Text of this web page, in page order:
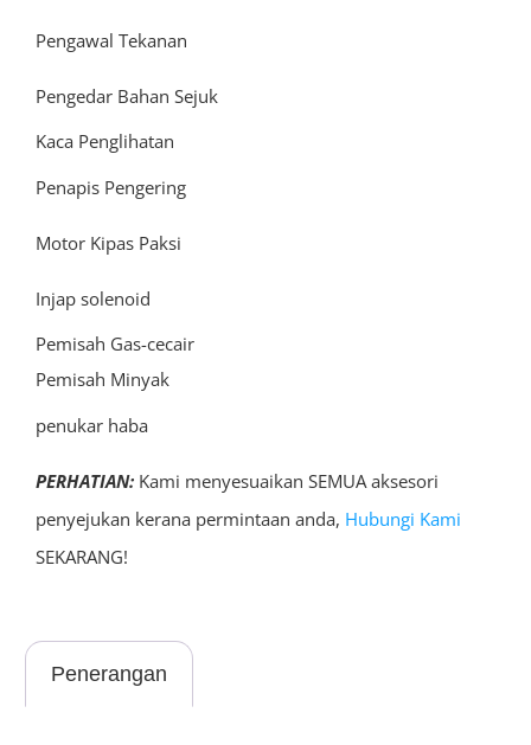
Pengawal Tekanan
Pengedar Bahan Sejuk
Kaca Penglihatan
Penapis Pengering
Motor Kipas Paksi
Injap solenoid
Pemisah Gas-cecair
Pemisah Minyak
penukar haba
PERHATIAN: Kami menyesuaikan SEMUA aksesori
penyejukan kerana permintaan anda, Hubungi Kami
SEKARANG!
Penerangan